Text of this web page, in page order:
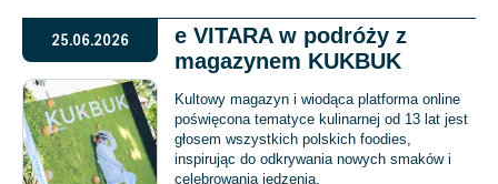
25.06.2026
e VITARA w podróży z
magazynem KUKBUK
Kultowy magazyn i wiodąca platforma online
poświęcona tematyce kulinarnej od 13 lat jest
głosem wszystkich polskich foodies,
inspirując do odkrywania nowych smaków i
celebrowania jedzenia.